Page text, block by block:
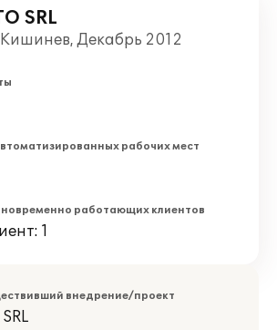
SRL
Декабрь 2012
рабочих мест
работающих клиентов
1
внедрение/проект